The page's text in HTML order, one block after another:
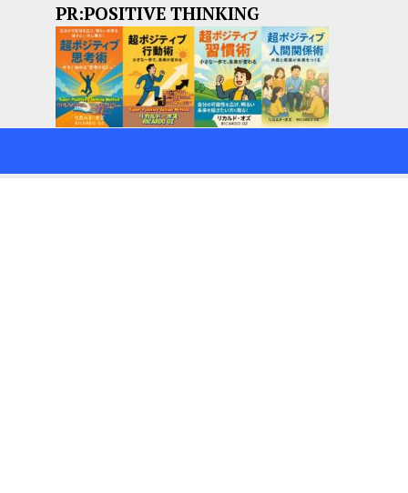
PR:POSITIVE THINKING